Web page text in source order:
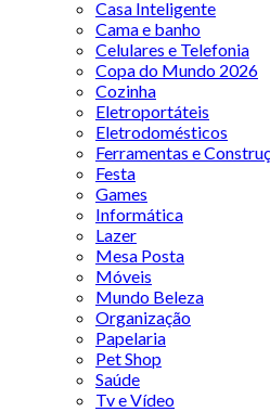
Casa Inteligente
Cama e banho
Celulares e Telefonia
Copa do Mundo 2026
Cozinha
Eletroportáteis
Eletrodomésticos
Ferramentas e
Festa
Games
Informática
Lazer
Mesa Posta
Móveis
Mundo Beleza
Organização
Papelaria
Pet Shop
Saúde
Tv e Vídeo